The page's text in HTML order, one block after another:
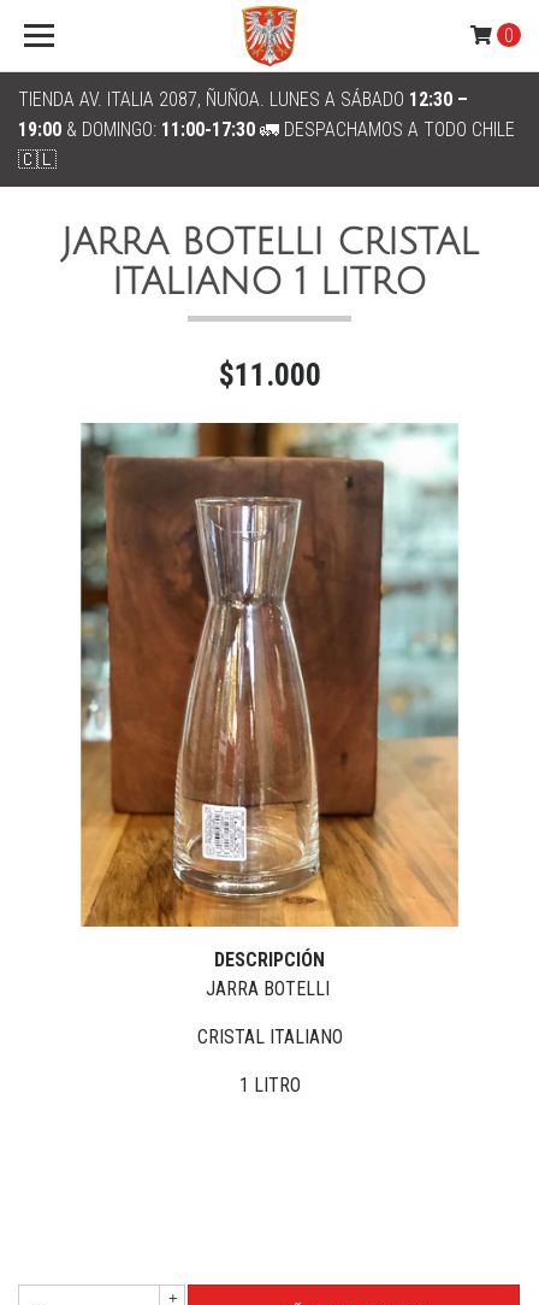
TIENDA AV. ITALIA 2087, ÑUÑOA. LUNES A SÁBADO 12:30 –
19:00 & DOMINGO: 11:00-17:30 🚛 DESPACHAMOS A TODO CHILE
🇨🇱
0
JARRA BOTELLI CRISTAL
ITALIANO 1 LITRO
$11.000
DESCRIPCIÓN
JARRA BOTELLI
CRISTAL ITALIANO
1 LITRO
+